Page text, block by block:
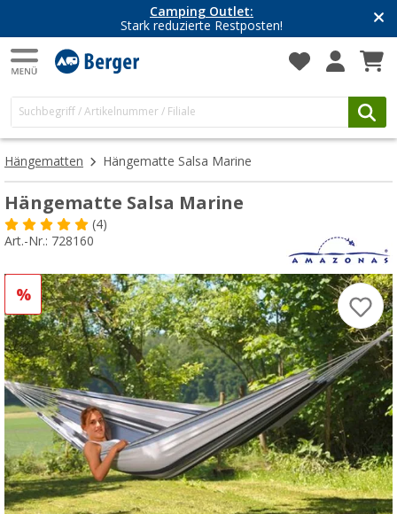
Camping Outlet:
Stark reduzierte Restposten!
Hängematten Hängematte Salsa Marine
Hängematte Salsa Marine
(4)
Art.-Nr.: 728160
%